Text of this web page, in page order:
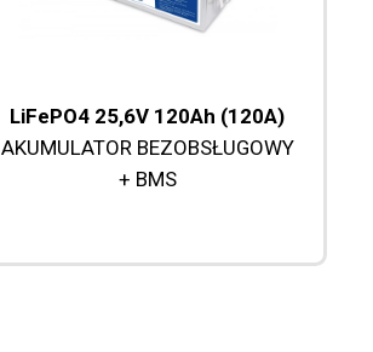
LiFePO4 25,6V 120Ah (120A)
AKUMULATOR BEZOBSŁUGOWY
+ BMS